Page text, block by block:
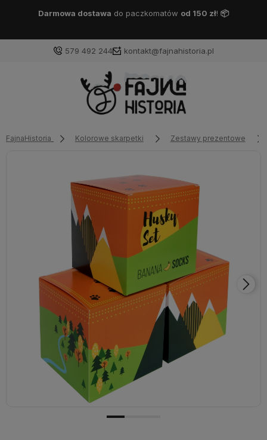
Darmowa dostawaDPD Pickupod 150 zł! 📦
579 492 244 kontakt@fajnahistoria.pl
FajnaHistoria Kolorowe skarpetki Zestawy prezentowe